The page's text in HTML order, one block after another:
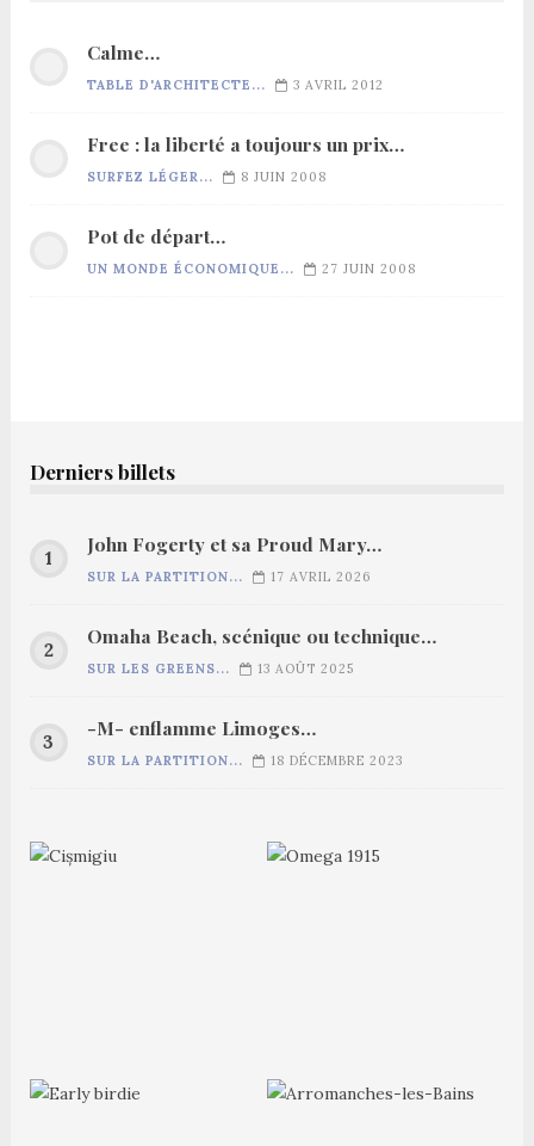
Calme…
TABLE D'ARCHITECTE... 3 AVRIL 2012
Free : la liberté a toujours un prix…
SURFEZ LÉGER... 8 JUIN 2008
Pot de départ…
UN MONDE ÉCONOMIQUE... 27 JUIN 2008
Derniers billets
John Fogerty et sa Proud Mary…
SUR LA PARTITION... 17 AVRIL 2026
Omaha Beach, scénique ou technique…
SUR LES GREENS... 13 AOÛT 2025
-M- enflamme Limoges…
SUR LA PARTITION... 18 DÉCEMBRE 2023